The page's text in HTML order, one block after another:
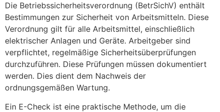
Die Betriebssicherheitsverordnung (BetrSichV) enthält
Bestimmungen zur Sicherheit von Arbeitsmitteln. Diese
Verordnung gilt für alle Arbeitsmittel, einschließlich
elektrischer Anlagen und Geräte. Arbeitgeber sind
verpflichtet, regelmäßige Sicherheitsüberprüfungen
durchzuführen. Diese Prüfungen müssen dokumentiert
werden. Dies dient dem Nachweis der
ordnungsgemäßen Wartung.
Ein E-Check ist eine praktische Methode, um die